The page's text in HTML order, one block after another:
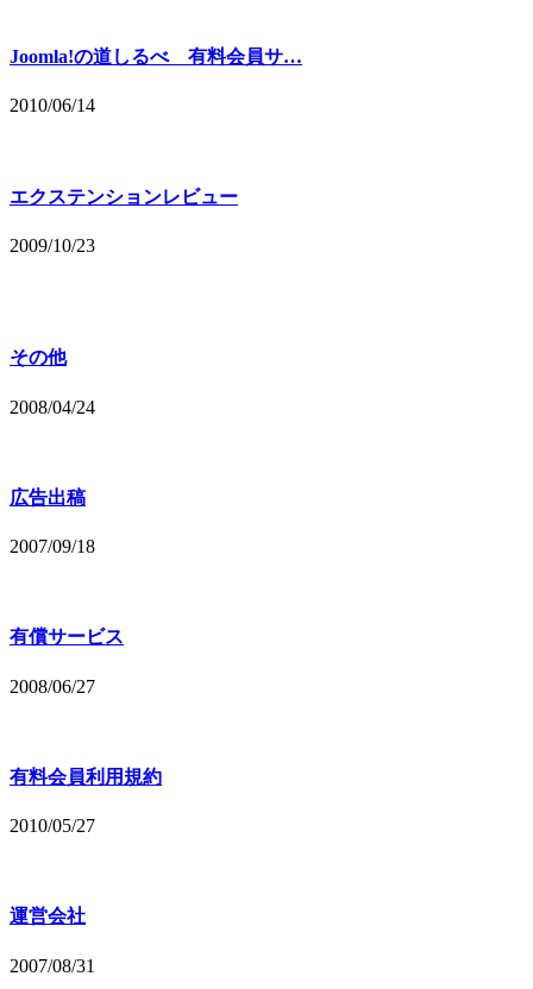
Joomla!の道しるべ 有料会員サ…
2010/06/14
エクステンションレビュー
2009/10/23
その他
2008/04/24
広告出稿
2007/09/18
有償サービス
2008/06/27
有料会員利用規約
2010/05/27
運営会社
2007/08/31